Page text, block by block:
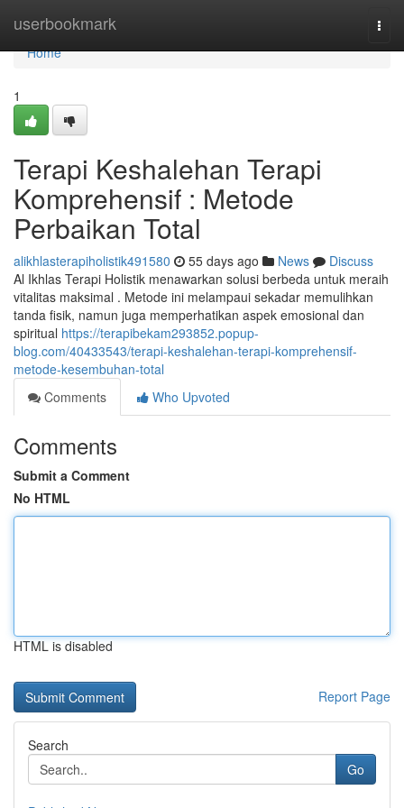
userbookmark
Home
Home
1
Terapi Keshalehan Terapi
Komprehensif : Metode
Perbaikan Total
alikhlasterapiholistik491580 55 days ago News
Discuss
Al Ikhlas Terapi Holistik menawarkan solusi berbeda untuk meraih
vitalitas maksimal . Metode ini melampaui sekadar memulihkan
tanda fisik, namun juga memperhatikan aspek emosional dan
spiritual https://terapibekam293852.popup-
blog.com/40433543/terapi-keshalehan-terapi-komprehensif-
metode-kesembuhan-total
Comments
Who Upvoted
Comments
Submit a Comment
No HTML
HTML is disabled
Report Page
Search
Go